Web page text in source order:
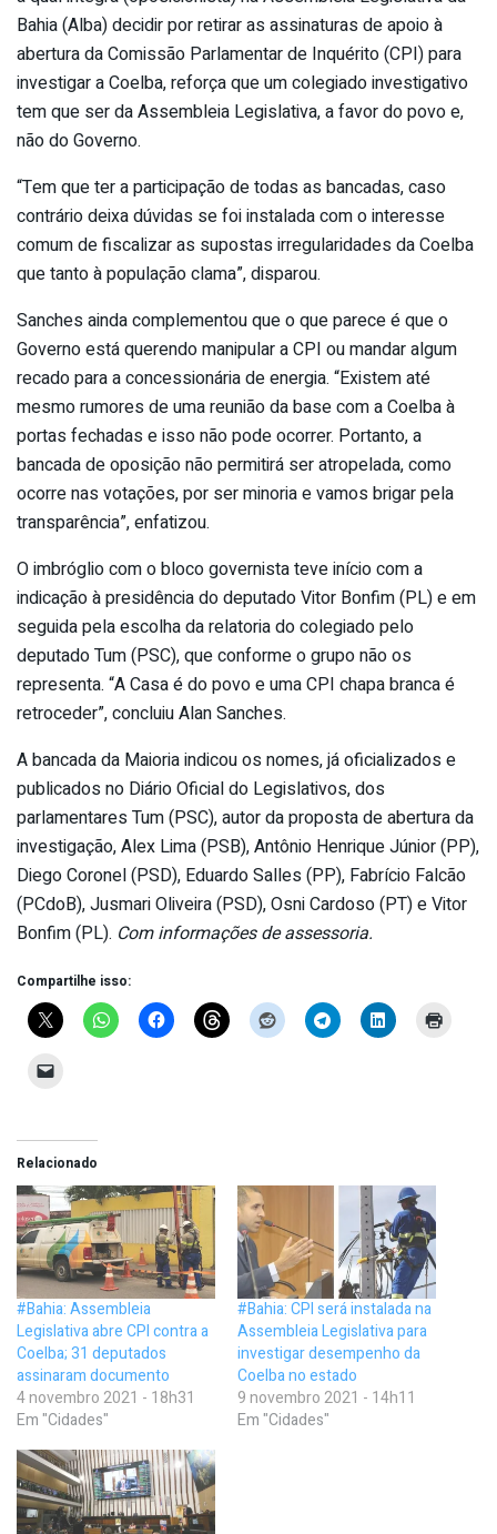
Bahia (Alba) decidir por retirar as assinaturas de apoio à
abertura da Comissão Parlamentar de Inquérito (CPI) para
investigar a Coelba, reforça que um colegiado investigativo
tem que ser da Assembleia Legislativa, a favor do povo e,
não do Governo.
“Tem que ter a participação de todas as bancadas, caso
contrário deixa dúvidas se foi instalada com o interesse
comum de fiscalizar as supostas irregularidades da Coelba
que tanto à população clama”, disparou.
Sanches ainda complementou que o que parece é que o
Governo está querendo manipular a CPI ou mandar algum
recado para a concessionária de energia. “Existem até
mesmo rumores de uma reunião da base com a Coelba à
portas fechadas e isso não pode ocorrer. Portanto, a
bancada de oposição não permitirá ser atropelada, como
ocorre nas votações, por ser minoria e vamos brigar pela
transparência”, enfatizou.
O imbróglio com o bloco governista teve início com a
indicação à presidência do deputado Vitor Bonfim (PL) e em
seguida pela escolha da relatoria do colegiado pelo
deputado Tum (PSC), que conforme o grupo não os
representa. “A Casa é do povo e uma CPI chapa branca é
retroceder”, concluiu Alan Sanches.
A bancada da Maioria indicou os nomes, já oficializados e
publicados no Diário Oficial do Legislativos, dos
parlamentares Tum (PSC), autor da proposta de abertura da
investigação, Alex Lima (PSB), Antônio Henrique Júnior (PP),
Diego Coronel (PSD), Eduardo Salles (PP), Fabrício Falcão
(PCdoB), Jusmari Oliveira (PSD), Osni Cardoso (PT) e Vitor
Bonfim (PL). Com informações de assessoria.
Compartilhe isso:
Relacionado
#Bahia: Assembleia
Legislativa abre CPI contra a
Coelba; 31 deputados
assinaram documento
4 novembro 2021 - 18h31
Em "Cidades"
#Bahia: CPI será instalada na
Assembleia Legislativa para
investigar desempenho da
Coelba no estado
9 novembro 2021 - 14h11
Em "Cidades"